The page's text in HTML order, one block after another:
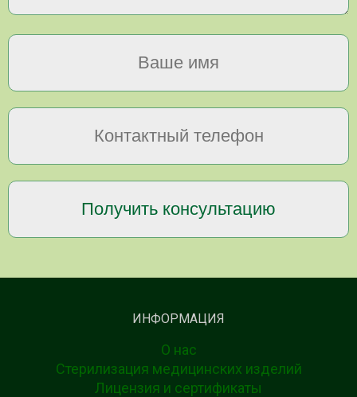
ИНФОРМАЦИЯ
О нас
Стерилизация медицинских изделий
Лицензия и сертификаты